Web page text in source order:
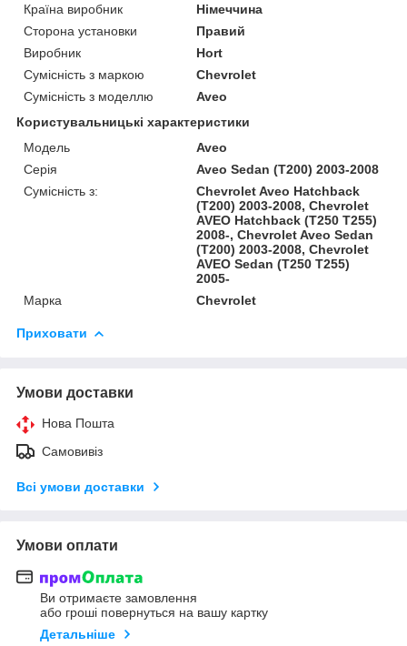
Країна виробник
Німеччина
Сторона установки
Правий
Виробник
Hort
Сумісність з маркою
Chevrolet
Сумісність з моделлю
Aveo
Користувальницькі характеристики
Модель
Aveo
Серія
Aveo Sedan (T200) 2003-2008
Сумісність з:
Chevrolet Aveo Hatchback
(T200) 2003-2008, Chevrolet
AVEO Hatchback (T250 T255)
2008-, Chevrolet Aveo Sedan
(T200) 2003-2008, Chevrolet
AVEO Sedan (T250 T255)
2005-
Марка
Chevrolet
Приховати
Умови доставки
Нова Пошта
Самовивіз
Всі умови доставки
Умови оплати
Ви отримаєте замовлення
або гроші повернуться на вашу картку
Детальніше